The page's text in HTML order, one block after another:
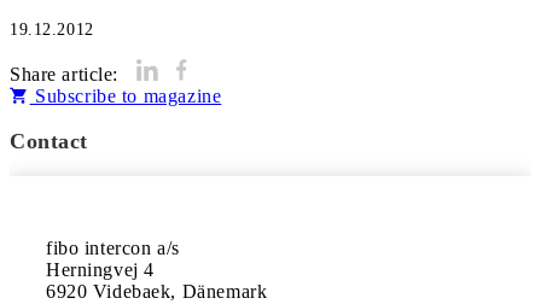
19.12.2012
Share article:
Subscribe to magazine
Contact
fibo intercon a/s
Herningvej 4
6920 Videbaek, Dänemark